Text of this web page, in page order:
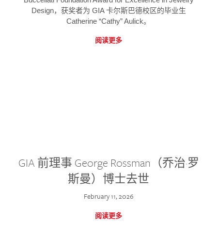
Design，获奖者为 GIA 卡尔斯巴德校区的毕业生
Catherine “Cathy” Aulick。
阅读更多
GIA 前理事 George Rossman（乔治·罗
斯曼）博士去世
February 11, 2026
阅读更多